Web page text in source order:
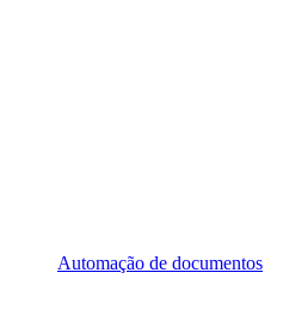
Automação de documentos